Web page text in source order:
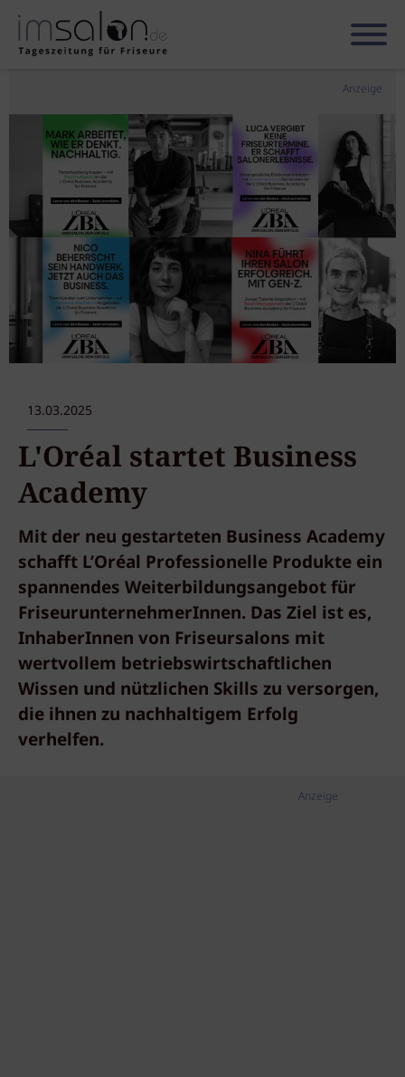
Anzeige
13.03.2025
L'Oréal startet Business
Academy
Mit der neu gestarteten Business Academy
schafft L’Oréal Professionelle Produkte ein
spannendes Weiterbildungsangebot für
FriseurunternehmerInnen. Das Ziel ist es,
InhaberInnen von Friseursalons mit
wertvollem betriebswirtschaftlichen
Wissen und nützlichen Skills zu versorgen,
die ihnen zu nachhaltigem Erfolg
verhelfen.
Anzeige